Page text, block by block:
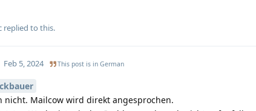
replied to this.
Feb 5, 2024 This post is in German
nicht. Mailcow wird direkt angesprochen.